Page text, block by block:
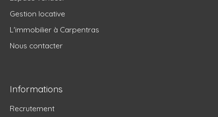
Gestion locative
L'immobilier à Carpentras
Nous contacter
Informations
Recrutement